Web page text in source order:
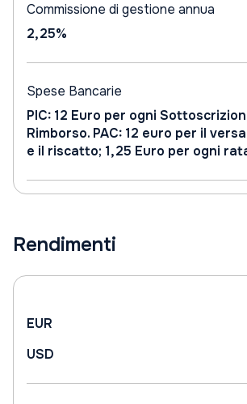
Commissione di gestione annua
2,25%
Spese Bancarie
PIC: 12 Euro per ogni
Rimborso. PAC: 12 euro per il
e il riscatto; 1,25 Euro per ogni
Rendimenti
EUR
USD